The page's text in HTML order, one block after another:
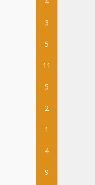
3
5
11
5
2
1
4
9